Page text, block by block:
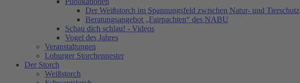
Der Weißstorch im Spannungsfeld zwischen Natur- und Tierschutz
Beratungsangebot „Fairpachten“ des NABU
Schau dich schlau! - Videos
Vogel des Jahres
Veranstaltungen
Loburger Storchennester
Der Storch
Weißstorch